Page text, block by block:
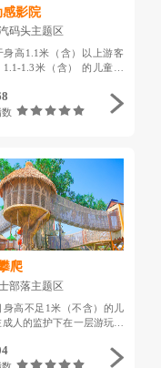
影院
码头主题区
身高1.1米（含）以上游客
1.1-1.3米（含） 的儿童须
，乘坐于座舱每排中间两
年龄60岁周岁（含）以上
数
爬
部落主题区
身高不足1米（不含）的儿
人的监护下在一层游玩，
）以上儿童使用，身高1米